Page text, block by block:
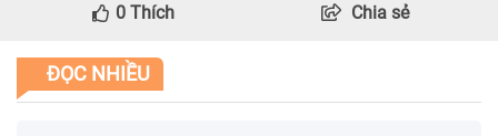
0 Thích Chia sẻ
ĐỌC NHIỀU